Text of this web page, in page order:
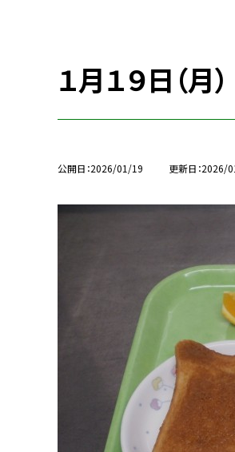
１月１９日（月）
公開日 2026/01/19 更新日 2026/